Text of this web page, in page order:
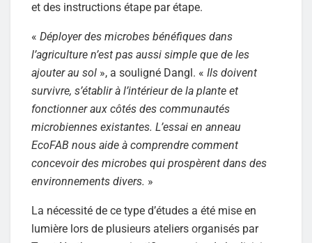
et des instructions étape par étape.
« Déployer des microbes bénéfiques dans
l’agriculture n’est pas aussi simple que de les
ajouter au sol », a souligné Dangl. « Ils doivent
survivre, s’établir à l’intérieur de la plante et
fonctionner aux côtés des communautés
microbiennes existantes. L’essai en anneau
EcoFAB nous aide à comprendre comment
concevoir des microbes qui prospèrent dans des
environnements divers. »
La nécessité de ce type d’études a été mise en
lumière lors de plusieurs ateliers organisés par